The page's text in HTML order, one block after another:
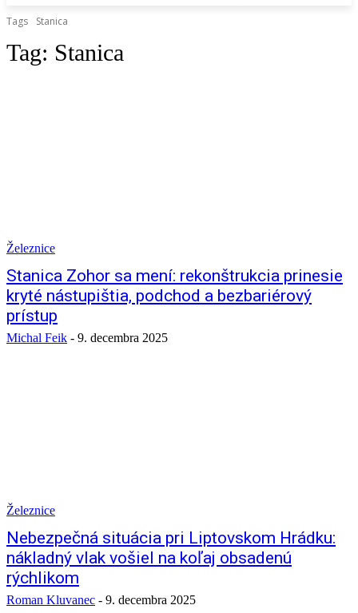
Tags Stanica
Tag: Stanica
Železnice
Stanica Zohor sa mení: rekonštrukcia prinesie
kryté nástupištia, podchod a bezbariérový
prístup
Michal Feik - 9. decembra 2025
Železnice
Nebezpečná situácia pri Liptovskom Hrádku:
nákladný vlak vošiel na koľaj obsadenú
rýchlikom
Roman Kluvanec - 9. decembra 2025